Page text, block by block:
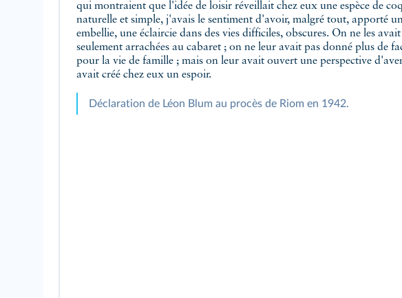
qui montraient que l'idée de loisir réveillait chez eux une espèce de
naturelle et simple, j'avais le sentiment d'avoir, malgré tout, apporté
embellie, une éclaircie dans des vies difficiles, obscures. On ne les
seulement arrachées au cabaret ; on ne leur avait pas donné plus de
pour la vie de famille ; mais on leur avait ouvert une perspective
avait créé chez eux un espoir.
Déclaration de Léon Blum au procès de Riom en 1942.